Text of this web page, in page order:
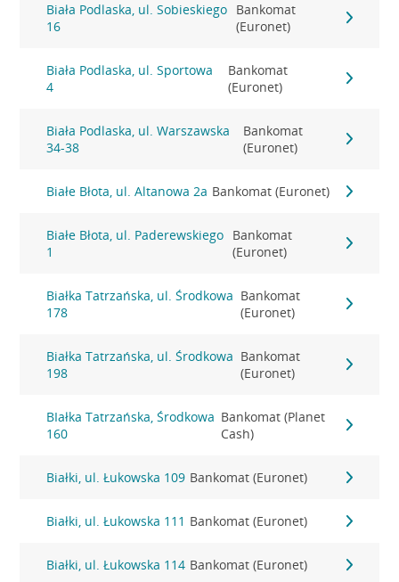
Biała Podlaska, ul. Sobieskiego
16
Bankomat
(Euronet)
Biała Podlaska, ul. Sportowa
4
Bankomat
(Euronet)
Biała Podlaska, ul. Warszawska
34-38
Bankomat
(Euronet)
Białe Błota, ul. Altanowa 2a Bankomat (Euronet)
Białe Błota, ul. Paderewskiego
1
Bankomat
(Euronet)
Białka Tatrzańska, ul. Środkowa
178
Bankomat
(Euronet)
Białka Tatrzańska, ul. Środkowa
198
Bankomat
(Euronet)
BIałka Tatrzańska, Środkowa
160
Bankomat (Planet
Cash)
Białki, ul. Łukowska 109 Bankomat (Euronet)
Białki, ul. Łukowska 111 Bankomat (Euronet)
Białki, ul. Łukowska 114 Bankomat (Euronet)